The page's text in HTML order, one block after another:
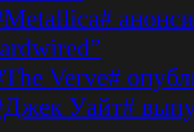
Verve#
Уайт#